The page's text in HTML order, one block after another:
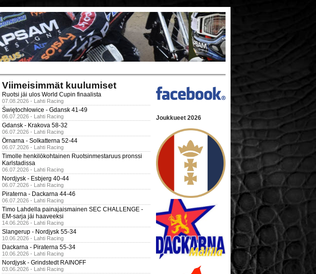
Viimeisimmät kuulumiset
Ruotsi jäi ulos World Cupin finaalista
07.08.2026 - Lahti Racing
Świętochłowice - Gdansk 41-49
06.07.2026 - Lahti Racing
Gdansk - Krakova 58-32
06.07.2026 - Lahti Racing
Örnarna - Solkatterna 52-44
06.07.2026 - Lahti Racing
Timolle henkilökohtainen Ruotsinmestaruus pronssi
Karlstadissa
06.07.2026 - Lahti Racing
Nordjysk - Esbjerg 40-44
06.07.2026 - Lahti Racing
Piraterna - Dackarna 44-46
06.07.2026 - Lahti Racing
Timo Lahdella painajaismainen SEC CHALLENGE -
EM-sarja jäi haaveeksi
14.06.2026 - Lahti Racing
Slangerup - Nordjysk 55-34
10.06.2026 - Lahti Racing
Dackarna - Piraterna 55-34
10.06.2026 - Lahti Racing
Nordjysk - Grindstedt RAINOFF
03.06.2026 - Lahti Racing
Joukkueet 2026